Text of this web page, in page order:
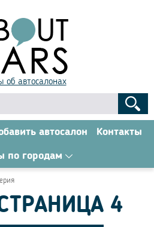
об автосалонах
автосалон Контакты
по городам
4